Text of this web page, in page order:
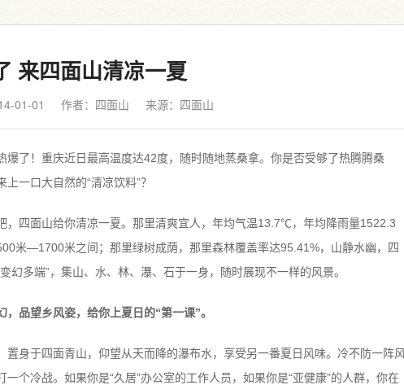
来四面山清凉一夏
01-01 作者：四面山 来源： 四面山
爆了！重庆近日最高温度达42度，随时随地蒸桑拿。你是否受够了热腾腾桑
上一口大自然的“清凉饮料”？
，四面山给你清凉一夏。那里清爽宜人，年均气温13.7℃，年均降雨量1522.3
米—1700米之间；那里绿树成荫，那里森林覆盖率达95.41%，山静水幽，四
幻多端”，集山、水、林、瀑、石于一身，随时展现不一样的风景。
，品望乡风姿，给你上夏日的“第一课”。
置身于四面青山，仰望从天而降的瀑布水，享受另一番夏日风味。冷不防一阵风
一个冷战。如果你是“久居”办公室的工作人员，如果你是“亚健康”的人群，你在